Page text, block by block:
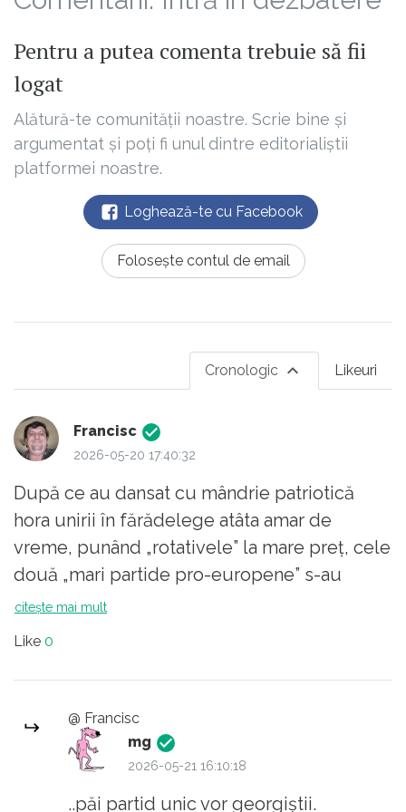
Pentru a putea comenta trebuie să fii
logat
Alătură-te comunității noastre. Scrie bine și
argumentat și poți fi unul dintre editorialiștii
platformei noastre.
Loghează-te cu Facebook
Folosește contul de email
Likeuri
Cronologic
Francisc
2026-05-20 17:40:32
După ce au dansat cu mândrie patriotică
hora unirii în fărădelege atâta amar de
vreme, punând „rotativele” la mare preț, cele
două „mari partide pro-europene” s-au
supărat ca văcarul pe sat și nu mai vor să
vrea să-și taie partea mai mare din tortul care
e pe terminate și nimeni nu vrea să achite
nota de plată…
Eu cred că PNL ar face cea mai mare
citește mai mult
Like 0
@ Francisc
mg
2026-05-21 16:10:18
..păi partid unic vor georgiștii.